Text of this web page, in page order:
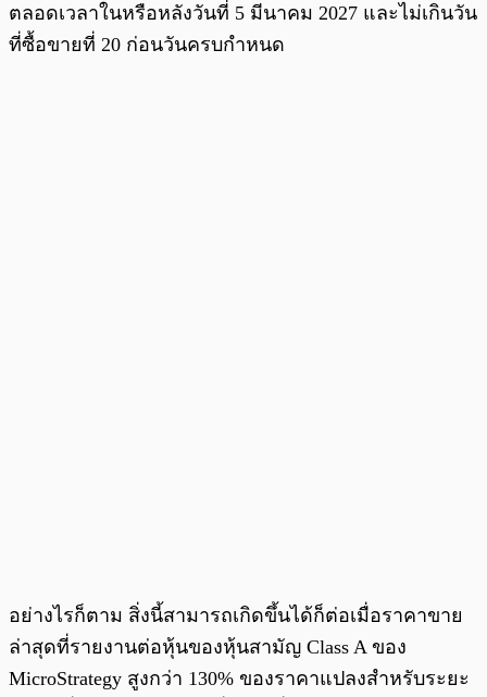
ตลอดเวลาในหรือหลังวันที่ 5 มีนาคม 2027 และไม่เกินวัน
ที่ซื้อขายที่ 20 ก่อนวันครบกำหนด
อย่างไรก็ตาม สิ่งนี้สามารถเกิดขึ้นได้ก็ต่อเมื่อราคาขาย
ล่าสุดที่รายงานต่อหุ้นของหุ้นสามัญ Class A ของ
MicroStrategy สูงกว่า 130% ของราคาแปลงสำหรับระยะ